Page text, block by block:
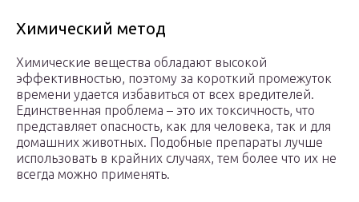
Химический метод
Химические вещества обладают высокой
эффективностью, поэтому за короткий промежуток
времени удается избавиться от всех вредителей.
Единственная проблема – это их токсичность, что
представляет опасность, как для человека, так и для
домашних животных. Подобные препараты лучше
использовать в крайних случаях, тем более что их не
всегда можно применять.